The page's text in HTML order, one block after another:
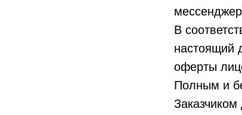
В
настоящий
оферты
Полным и